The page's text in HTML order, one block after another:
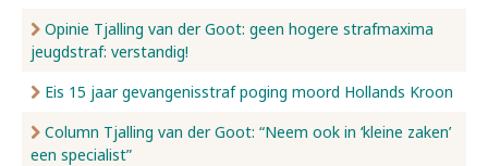
Over ons
Contact
Opinie Tjalling van der Goot: geen hogere strafmaxima
jeugdstraf: verstandig!
Eis 15 jaar gevangenisstraf poging moord Hollands Kroon
Column Tjalling van der Goot: “Neem ook in ‘kleine zaken’
een specialist”